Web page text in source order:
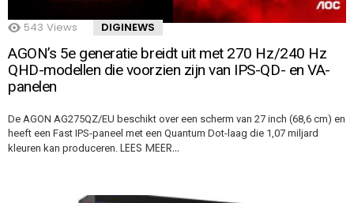
543 Views DIGINEWS
AGON’s 5e generatie breidt uit met 270 Hz/240 Hz
QHD-modellen die voorzien zijn van IPS-QD- en VA-
panelen
De AGON AG275QZ/EU beschikt over een scherm van 27 inch (68,6 cm) en
heeft een Fast IPS-paneel met een Quantum Dot-laag die 1,07 miljard
kleuren kan produceren. LEES MEER…